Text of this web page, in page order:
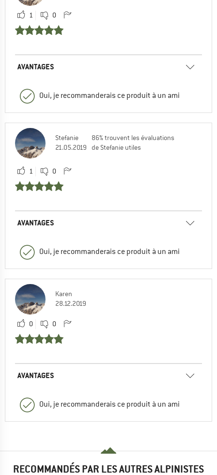
1 0
AVANTAGES
Oui, je recommanderais ce produit à un ami
Stefanie
21.05.2019
86% trouvent les évaluations
de Stefanie utiles
1 0
AVANTAGES
Oui, je recommanderais ce produit à un ami
Karen
28.12.2019
0 0
AVANTAGES
Oui, je recommanderais ce produit à un ami
RECOMMANDÉS PAR LES AUTRES ALPINISTES